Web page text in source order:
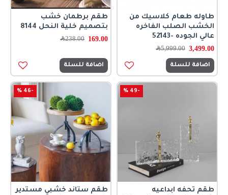
طاوله طعام كلاسيك من
الخشب الصلب الفاخره
عالي الجوده -52143
3,499.00
5,999.00﷼
اضافة للسلة
طقم برطمان خشب
بتصميم خلية النحل 8144
169.00
238.00﷼
اضافة للسلة
-49 %
طقم تحفه ابداعيه
-46 %
طقم ستاند خشبي مستدير